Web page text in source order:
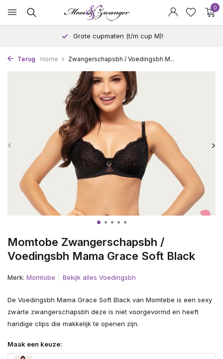
0
Grote cupmaten (t/m cup M)!
Terug Home Zwangerschapsbh / Voedingsbh M...
Momtobe Zwangerschapsbh /
Voedingsbh Mama Grace Soft Black
Merk: Momtobe Bekijk alles Voedingsbh
De Voedingsbh Mama Grace Soft Black van Momtebe is een sexy
zwarte zwangerschapsbh deze is niet voorgevormd en heeft
handige clips die makkelijk te openen zijn.
Maak een keuze: